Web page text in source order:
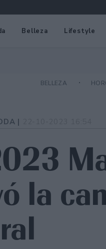
Belleza Lifestyle
BELLEZA
|
la